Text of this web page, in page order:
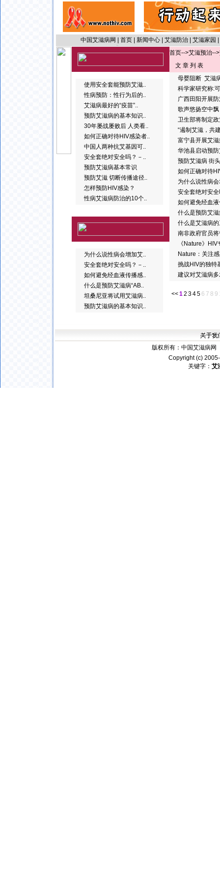
中国艾滋病网 首页 新闻中心 艾滋防治 艾滋家园
使用安全套能预防艾滋..
性病预防：性行为后的..
艾滋病最好的“疫苗”..
预防艾滋病的基本知识..
30年屡战屡败后 人类看..
如何正确对待HIV感染者..
中国人两种抗艾基因可..
安全套绝对安全吗？－..
预防艾滋病基本常识
预防艾滋 切断传播途径..
怎样预防HIV感染？
性病艾滋病防治的10个..
为什么说性病会增加艾..
安全套绝对安全吗？－..
如何避免经血液传播感..
什么是预防艾滋病“AB..
坦桑尼亚将试用艾滋病..
预防艾滋病的基本知识..
首页-->艾滋预治--
文 章 列 表
母婴阻断 艾滋
科学家研究称:
广西田阳开展
歌声悠扬空中
卫生部将制定
“遏制艾滋，共
富宁县开展艾
华池县启动预
预防艾滋病 街
如何正确对待
为什么说性病
安全套绝对安
如何避免经血
什么是预防艾滋
什么是艾滋病
南非政府官员
《Nature》
Nature：关注
挑战HIV的独特
建议对艾滋病
<<12 345 6 7 8 9
版权所有： 中国艾滋病网
Copyright (c)
关键字： 艾